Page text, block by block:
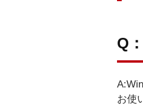
Q
お使